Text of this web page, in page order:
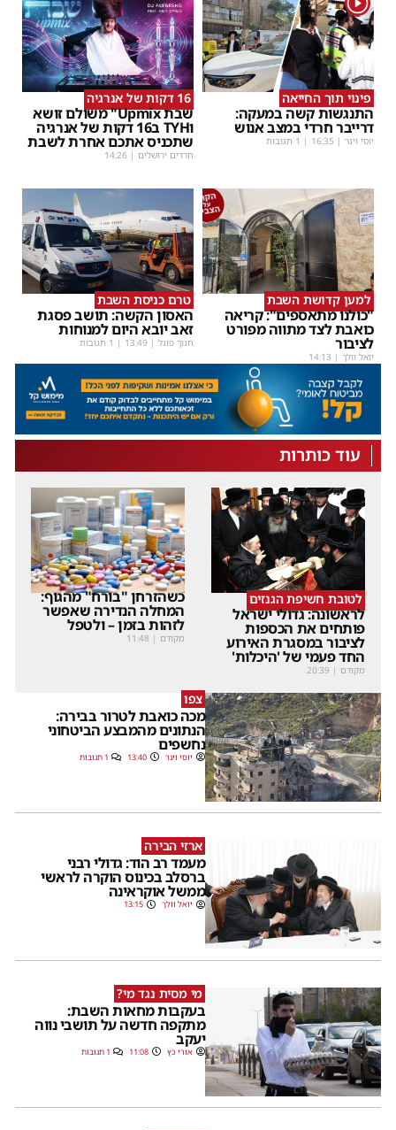
פינוי תוך החייאה
התנגשות קשה במעקה:
דרייבר חרדי במצב אנוש
יוסי וינר |
16:35 | 1 תגובות
16 דקות של אנרגיה
שבת Upmix" משולם זושא
וTYH ב16 דקות של אנרגיה
שתכניס אתכם אחרת לשבת
חרדים ירושלים |
14:26
למען קדושת השבת
"כולנו מתאספים": קריאה
כואבת לצד מתווה מפורט
לציבור
יואל וולך |
14:13
טרם כניסת השבת
האסון הקשה: תושב פסגת
זאב יובא היום למנוחות
חנוך פוגל |
13:49 | 1 תגובות
עוד כותרות
לטובת חשיפת הגנזים
לראשונה: גדולי ישראל
פותחים את הכספות
לציבור במסגרת האירוע
החד פעמי של 'היכלות'
מקודם |
20:39
כשהזרחן "בורח" מהגוף:
המחלה הנדירה שאפשר
לזהות בזמן – ולטפל
מקודם |
11:48
צפו
מכה כואבת לטרור בבירה:
הנתונים מהמבצע הביטחוני
נחשפים
יוסי וינר 13:40 1 תגובות
ארזי הבירה
מעמד רב הוד: גדולי רבני
ברסלב בכינוס הוקרה לראשי
ממשל אוקראינה
יואל וולך 13:15
מי מסית נגד מי?
בעקבות מחאות השבת:
מתקפה חדשה על תושבי נווה
יעקב
אורי כץ 11:08 1 תגובות